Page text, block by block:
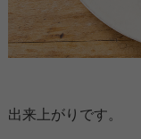
出来上がりです。